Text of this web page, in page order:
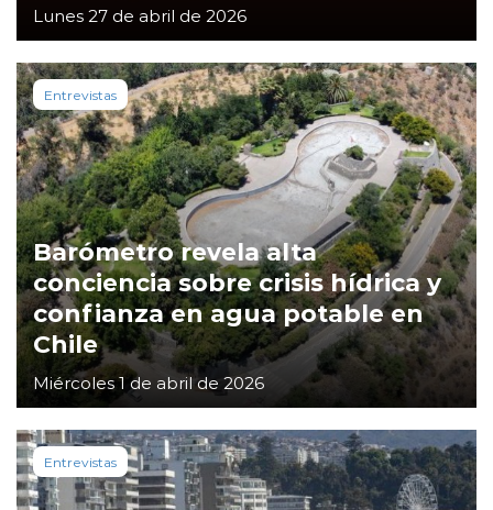
Lunes 27 de abril de 2026
Entrevistas
Barómetro revela alta
conciencia sobre crisis hídrica y
confianza en agua potable en
Chile
Miércoles 1 de abril de 2026
Entrevistas